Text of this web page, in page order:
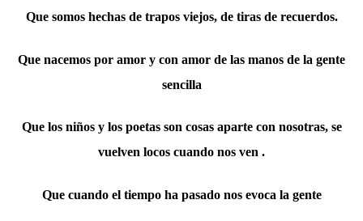
Que somos hechas de trapos viejos, de tiras de recuerdos.
Que nacemos por amor y con amor de las manos de la gente
sencilla
Que los niños y los poetas son cosas aparte con nosotras, se
vuelven locos cuando nos ven .
Que cuando el tiempo ha pasado nos evoca la gente